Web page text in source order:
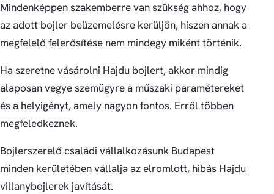
Mindenképpen szakemberre van szükség ahhoz, hogy
az adott bojler beüzemelésre kerüljön, hiszen annak a
megfelelő felerősítése nem mindegy miként történik.
Ha szeretne vásárolni Hajdu bojlert, akkor mindig
alaposan vegye szemügyre a műszaki paramétereket
és a helyigényt, amely nagyon fontos. Erről többen
megfeledkeznek.
Bojlerszerelő családi vállalkozásunk Budapest
minden kerületében vállalja az elromlott, hibás Hajdu
villanybojlerek javítását.